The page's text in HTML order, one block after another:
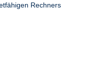
Rechners